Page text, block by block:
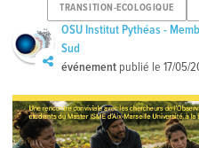
TRANSITION-ECOLOGIQUE
OSU Institut Pythéas -
Sud
événement publié le17/05/